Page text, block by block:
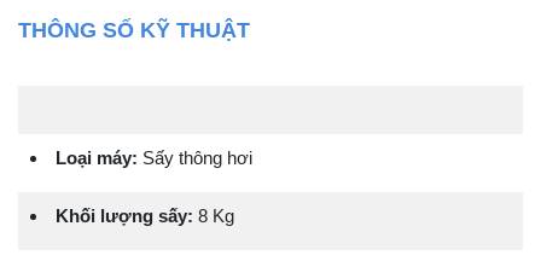
THÔNG SỐ KỸ THUẬT
Loại máy: Sấy thông hơi
Khối lượng sấy: 8 Kg